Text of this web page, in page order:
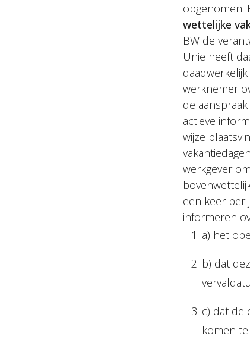
opgenomen.
wettelijke
BW de
Unie heeft
werknemer
de
actieve
wijze
werkgever
een keer per
informeren
a) het
b) dat
c) dat de
komen